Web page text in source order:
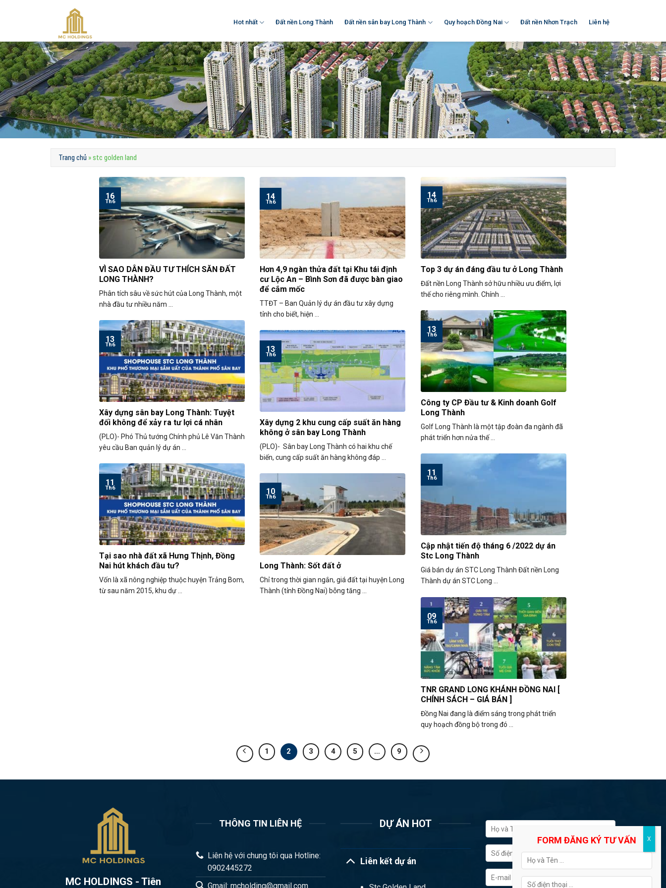
Hot nhất Đất nền Long Thành Đất nền sân bay Long Thành Quy hoạch Đồng Nai Đất nền Nhơn Trạch Liên hệ
Trang chủ »stc golden land
VÌ SAO DÂN ĐẦU TƯ THÍCH SĂN ĐẤT
LONG THÀNH?
Phân tích sâu về sức hút của Long Thành, một
nhà đầu tư nhiều năm ...
16
Th6
Hơn 4,9 ngàn thửa đất tại Khu tái định
cư Lộc An – Bình Sơn đã được bàn giao
để cắm mốc
TTĐT – Ban Quản lý dự án đầu tư xây dựng
tỉnh cho biết, hiện ...
14
Th6
Top 3 dự án đáng đầu tư ở Long Thành
Đất nền Long Thành sở hữu nhiều ưu điểm, lợi
thế cho riêng mình. Chính ...
14
Th6
Công ty CP Đầu tư & Kinh doanh Golf
Long Thành
Golf Long Thành là một tập đoàn đa ngành đã
phát triển hơn nửa thế ...
13
Th6
Xây dựng sân bay Long Thành: Tuyệt
đối không để xảy ra tư lợi cá nhân
(PLO)- Phó Thủ tướng Chính phủ Lê Văn Thành
yêu cầu Ban quản lý dự án ...
13
Th6
Xây dựng 2 khu cung cấp suất ăn hàng
không ở sân bay Long Thành
(PLO)- Sân bay Long Thành có hai khu chế
biến, cung cấp suất ăn hàng không đáp ...
13
Th6
Cập nhật tiến độ tháng 6 /2022 dự án
Stc Long Thành
Giá bán dự án STC Long Thành Đất nền Long
Thành dự án STC Long ...
11
Th6
Tại sao nhà đất xã Hưng Thịnh, Đồng
Nai hút khách đầu tư?
Vốn là xã nông nghiệp thuộc huyện Trảng Bom,
từ sau năm 2015, khu dự ...
11
Th6
Long Thành: Sốt đất ở
Chỉ trong thời gian ngắn, giá đất tại huyện Long
Thành (tỉnh Đồng Nai) bỗng tăng ...
10
Th6
TNR GRAND LONG KHÁNH ĐỒNG NAI [
CHÍNH SÁCH – GIÁ BÁN ]
Đồng Nai đang là điểm sáng trong phát triển
quy hoạch đồng bộ trong đó ...
09
Th6
1 2 3 4 5 … 9
MC HOLDINGS - Tiên
THÔNG TIN LIÊN HỆ
Liên hệ với chung tôi qua Hotline:
0902445272
Gmail: mcholding@gmail.com
DỰ ÁN HOT
Liên kết dự án
FORM ĐĂNG KÝ TƯ VẤN